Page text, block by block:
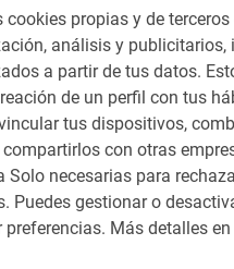
cookies propias y de
análisis y publicitarios,
a partir de tus datos.
de un perfil con tus
tus dispositivos,
con otras
Solo necesarias para
Puedes gestionar o
preferencias. Más detalles en